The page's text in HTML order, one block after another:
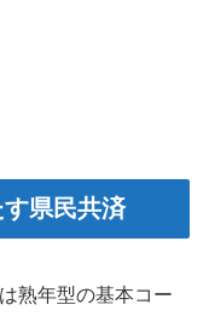
県民共済
熟年型の基本コー